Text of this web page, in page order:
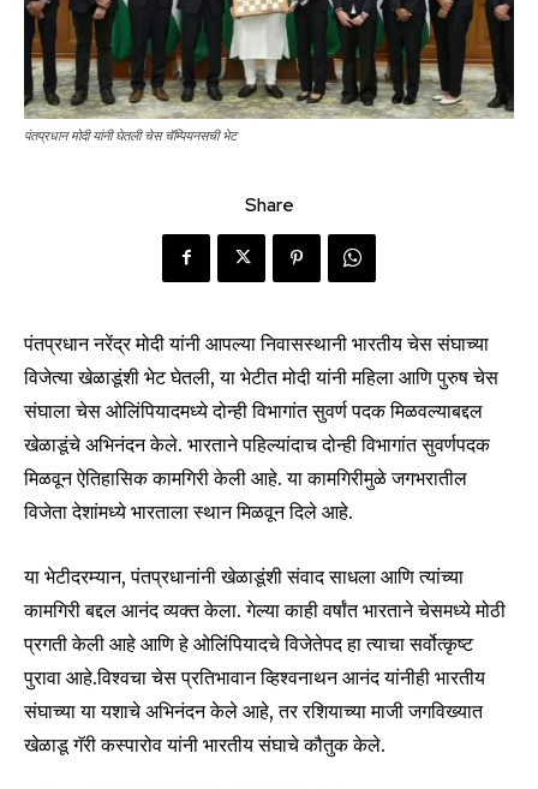
पंतप्रधान मोदी यांनी घेतली चेस चॅम्पियनसची भेट
Share
पंतप्रधान नरेंद्र मोदी यांनी आपल्या निवासस्थानी भारतीय चेस संघाच्या
विजेत्या खेळाडूंशी भेट घेतली, या भेटीत मोदी यांनी महिला आणि पुरुष चेस
संघाला चेस ओलिंपियादमध्ये दोन्ही विभागांत सुवर्ण पदक मिळवल्याबद्दल
खेळाडूंचे अभिनंदन केले. भारताने पहिल्यांदाच दोन्ही विभागांत सुवर्णपदक
मिळवून ऐतिहासिक कामगिरी केली आहे. या कामगिरीमुळे जगभरातील
विजेता देशांमध्ये भारताला स्थान मिळवून दिले आहे.
या भेटीदरम्यान, पंतप्रधानांनी खेळाडूंशी संवाद साधला आणि त्यांच्या
कामगिरी बद्दल आनंद व्यक्त केला. गेल्या काही वर्षांत भारताने चेसमध्ये मोठी
प्रगती केली आहे आणि हे ओलिंपियादचे विजेतेपद हा त्याचा सर्वोत्कृष्ट
पुरावा आहे.विश्वचा चेस प्रतिभावान व्हिश्वनाथन आनंद यांनीही भारतीय
संघाच्या या यशाचे अभिनंदन केले आहे, तर रशियाच्या माजी जगविख्यात
खेळाडू गॅरी कस्पारोव यांनी भारतीय संघाचे कौतुक केले.